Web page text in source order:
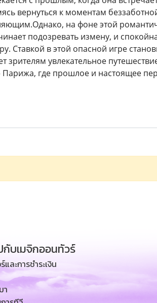
вернуться к моментам
на фоне этой
подозревать измену, и
Ставкой в этой опасной игре
зрителям увлекательное
где прошлое и настоящее
กับเมจิกออนทัวร์
และการชำระเงิน
า